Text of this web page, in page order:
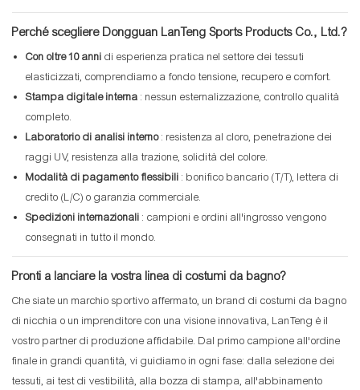
Perché scegliere Dongguan LanTeng Sports Products Co., Ltd.?
Con oltre 10 anni di esperienza pratica nel settore dei tessuti
elasticizzati, comprendiamo a fondo tensione, recupero e comfort.
Stampa digitale interna : nessun esternalizzazione, controllo qualità
completo.
Laboratorio di analisi interno: resistenza al cloro, penetrazione dei
raggi UV, resistenza alla trazione, solidità del colore.
Modalità di pagamento flessibili : bonifico bancario (T/T), lettera di
credito (L/C) o garanzia commerciale.
Spedizioni internazionali : campioni e ordini all'ingrosso vengono
consegnati in tutto il mondo.
Pronti a lanciare la vostra linea di costumi da bagno?
Che siate un marchio sportivo affermato, un brand di costumi da bagno
di nicchia o un imprenditore con una visione innovativa, LanTeng è il
vostro partner di produzione affidabile. Dal primo campione all'ordine
finale in grandi quantità, vi guidiamo in ogni fase: dalla selezione dei
tessuti, ai test di vestibilità, alla bozza di stampa, all'abbinamento